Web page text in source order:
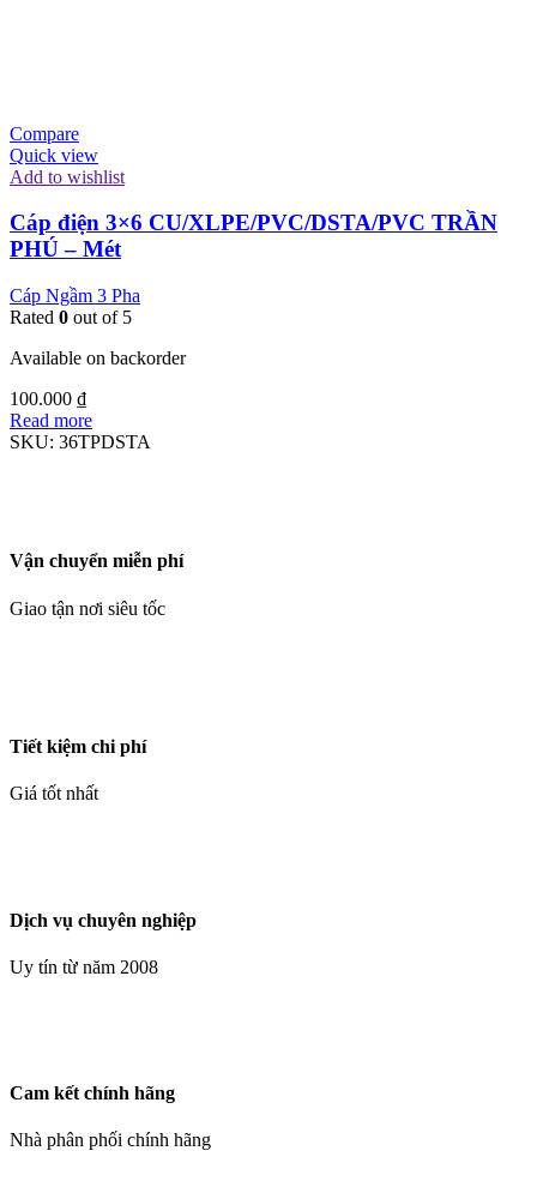
Compare
Quick view
Add to wishlist
Cáp điện 3×6 CU/XLPE/PVC/DSTA/PVC TRẦN
PHÚ – Mét
Cáp Ngầm 3 Pha
Rated 0 out of 5
Available on backorder
100.000 ₫
Read more
SKU: 36TPDSTA
Vận chuyển miễn phí
Giao tận nơi siêu tốc
Tiết kiệm chi phí
Giá tốt nhất
Dịch vụ chuyên nghiệp
Uy tín từ năm 2008
Cam kết chính hãng
Nhà phân phối chính hãng